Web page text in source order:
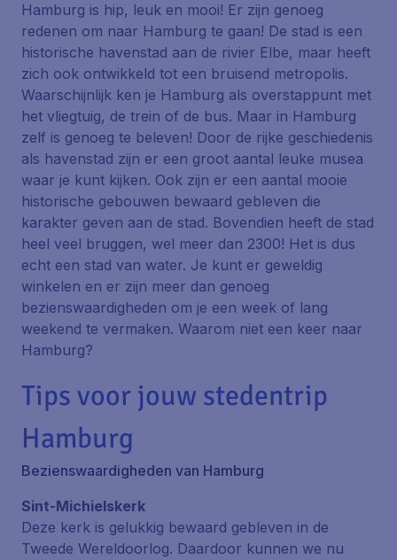
Hamburg is hip, leuk en mooi! Er zijn genoeg
redenen om naar Hamburg te gaan! De stad is een
historische havenstad aan de rivier Elbe, maar heeft
zich ook ontwikkeld tot een bruisend metropolis.
Waarschijnlijk ken je Hamburg als overstappunt met
het vliegtuig, de trein of de bus. Maar in Hamburg
zelf is genoeg te beleven! Door de rijke geschiedenis
als havenstad zijn er een groot aantal leuke musea
waar je kunt kijken. Ook zijn er een aantal mooie
historische gebouwen bewaard gebleven die
karakter geven aan de stad. Bovendien heeft de stad
heel veel bruggen, wel meer dan 2300! Het is dus
echt een stad van water. Je kunt er geweldig
winkelen en er zijn meer dan genoeg
bezienswaardigheden om je een week of lang
weekend te vermaken. Waarom niet een keer naar
Hamburg?
Tips voor jouw stedentrip
Hamburg
Bezienswaardigheden van Hamburg
Sint-Michielskerk
Deze kerk is gelukkig bewaard gebleven in de
Tweede Wereldoorlog. Daardoor kunnen we nu